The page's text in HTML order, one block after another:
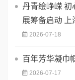
丹青绘峥嵘 初
展筹备启动 上
2026-07-18
百年芳华凝巾
2026-07-17